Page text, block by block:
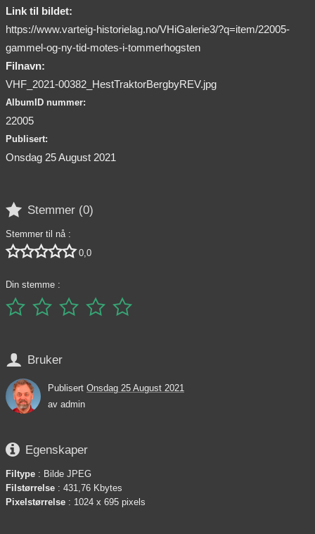
Link til bildet:
https://www.varteig-historielag.no/VHiGalerie3/?q=item/22005-
gammel-og-ny-tid-motes-i-tommerhogsten
Filnavn:
VHF_2021-00382_HestTraktorBergbyREV.jpg
AlbumID nummer:
22005
Publisert:
Onsdag 25 August 2021
 Stemmer (0)
Stemmer til nå :
 0,0
Din stemme :
    
 Bruker
Publisert Onsdag 25 August 2021
av admin
 Egenskaper
Filtype : Bilde JPEG
Filstørrelse : 431,76 Kbytes
Pixelstørrelse : 1024 x 695 pixels